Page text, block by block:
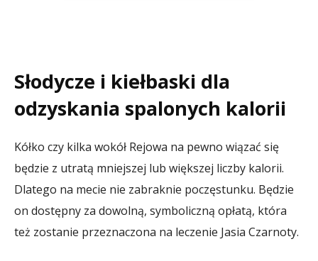
Słodycze i kiełbaski dla
odzyskania spalonych kalorii
Kółko czy kilka wokół Rejowa na pewno wiązać się
będzie z utratą mniejszej lub większej liczby kalorii.
Dlatego na mecie nie zabraknie poczęstunku. Będzie
on dostępny za dowolną, symboliczną opłatą, która
też zostanie przeznaczona na leczenie Jasia Czarnoty.